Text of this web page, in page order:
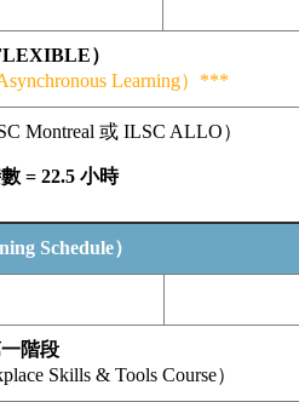
）
Learning）***
Montreal 或 ILSC ALLO）
= 22.5 小時
Schedule）
階段
Skills & Tools Course）